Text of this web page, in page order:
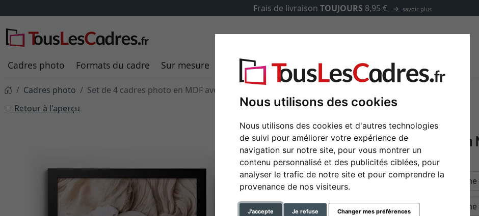
Nous utilisons des cookies
Nous utilisons des cookies et d'autres technologies
de suivi pour améliorer votre expérience de
navigation sur notre site, pour vous montrer un
contenu personnalisé et des publicités ciblées, pour
analyser le trafic de notre site et pour comprendre la
provenance de nos visiteurs.
J'accepte Je refuse Changer mes préférences
Frais de livraison TOUJOURS 8,95 € savoir plus
Cadres photo Formats du cadre Sur mesure Passe-partout Marques Accessoires
Cadres photo
Set de 4 cadres photo en MDF avec passe-partout
Retour à l'aperçu
Set de 4 cadres photo en
format
couleur